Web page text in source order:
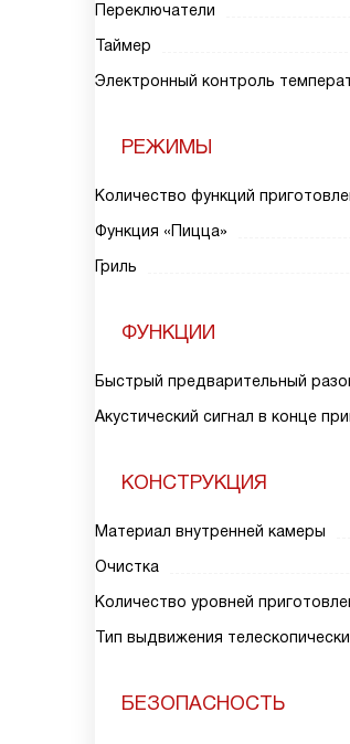
Переключатели
Таймер
Электронный контроль
РЕЖИМЫ
Количество функций
Функция «Пицца»
Гриль
ФУНКЦИИ
Быстрый предварительный
Акустический сигнал в конце
КОНСТРУКЦИЯ
Материал внутренней камеры
Очистка
Количество уровней
Тип выдвижения
БЕЗОПАСНОСТЬ